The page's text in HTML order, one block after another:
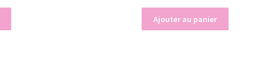
Ajouter au panier